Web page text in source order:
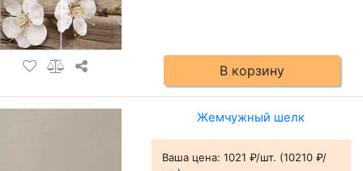
В корзину
Жемчужный шелк
Ваша цена: 1021 ₽/шт. (10210 ₽/